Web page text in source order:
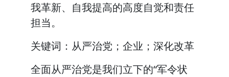
我革新、自我提高的高度自觉和责任
担当。
关键词：从严治党；企业；深化改革
全面从严治党是我们立下的“军令状